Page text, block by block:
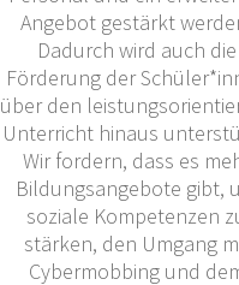
Angebot gestärkt
Dadurch wird auch die
Förderung der
über den
Unterricht hinaus
Wir fordern, dass es
Bildungsangebote gibt,
soziale Kompetenzen
stärken, den Umgang
Cybermobbing und